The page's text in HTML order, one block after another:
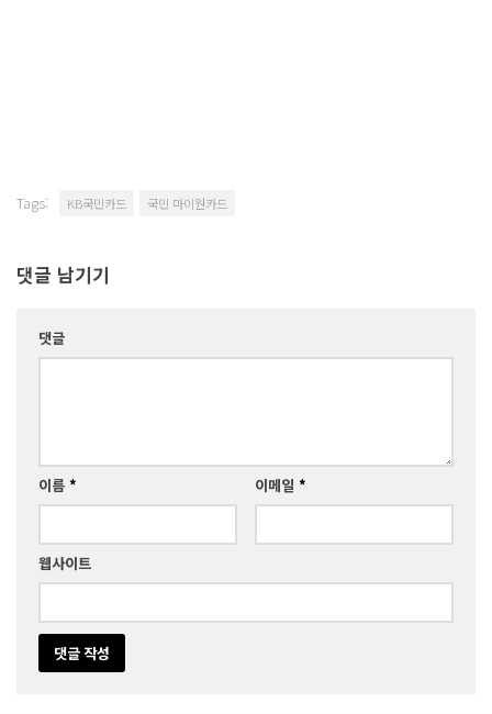
Tags: KB국민카드 국민 마이원카드
댓글 남기기
댓글
이름 * 이메일 *
웹사이트